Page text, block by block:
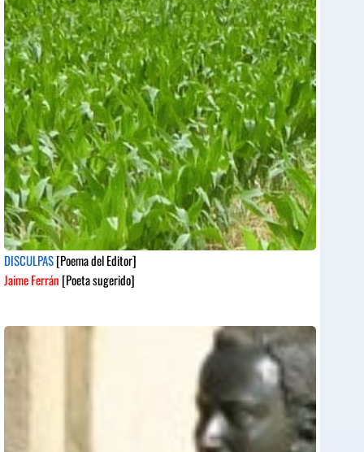
DISCULPAS[Poema del Editor]
Jaime Ferrán [Poeta sugerido]